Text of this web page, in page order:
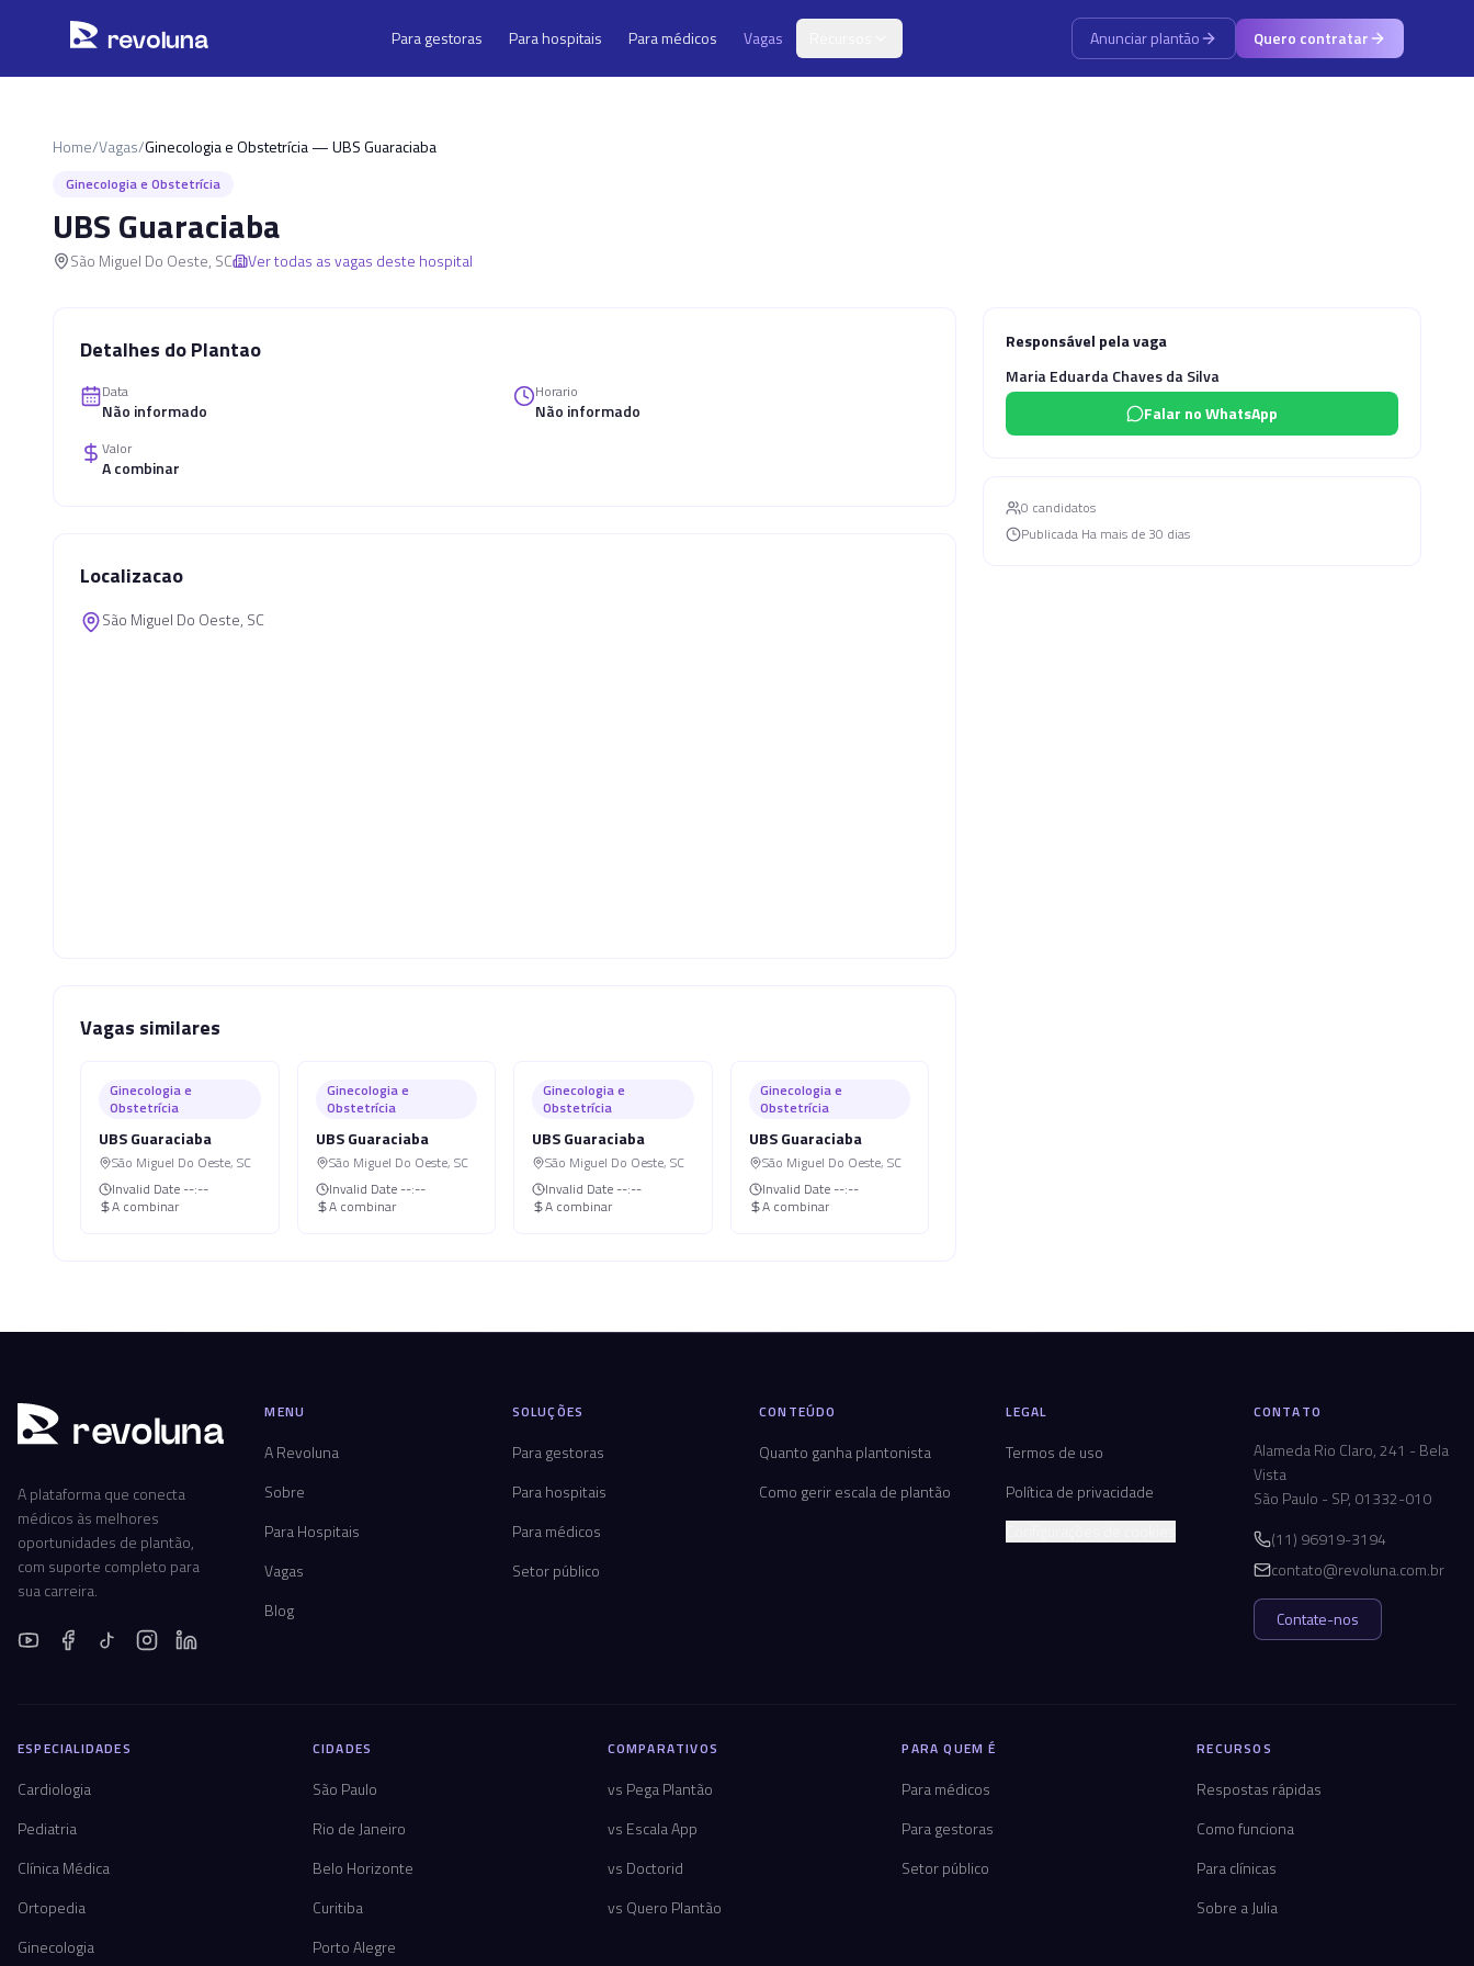
revoluna Para gestoras Para hospitais Para médicos Vagas Anunciar plantão Quero contratar
Home/Vagas/Ginecologia e Obstetrícia — UBS Guaraciaba
Ginecologia e Obstetrícia
UBS Guaraciaba
São Miguel Do Oeste, SC Ver todas as vagas deste hospital
Detalhes do Plantao
Data
Não informado
Horario
Não informado
Valor
A combinar
Localizacao
São Miguel Do Oeste, SC
Vagas similares
Ginecologia e
Obstetrícia
UBS Guaraciaba
São Miguel Do Oeste, SC
Invalid Date --:--
A combinar
Ginecologia e
Obstetrícia
UBS Guaraciaba
São Miguel Do Oeste, SC
Invalid Date --:--
A combinar
Ginecologia e
Obstetrícia
UBS Guaraciaba
São Miguel Do Oeste, SC
Invalid Date --:--
A combinar
Ginecologia e
Obstetrícia
UBS Guaraciaba
São Miguel Do Oeste, SC
Invalid Date --:--
A combinar
Responsável pela vaga
Maria Eduarda Chaves da Silva
Falar no WhatsApp
0 candidatos
Publicada Ha mais de 30 dias
revoluna
A plataforma que conecta
médicos às melhores
oportunidades de plantão,
com suporte completo para
sua carreira.
MENU
A Revoluna
Sobre
Para Hospitais
Vagas
Blog
SOLUÇÕES
Para gestoras
Para hospitais
Para médicos
Setor público
CONTEÚDO
Quanto ganha plantonista
Como gerir escala de plantão
LEGAL
Termos de uso
Política de privacidade
CONTATO
Alameda Rio Claro, 241 - Bela
Vista
São Paulo - SP, 01332-010
(11) 96919-3194
contato@revoluna.com.br
Contate-nos
ESPECIALIDADES
Cardiologia
Pediatria
Clínica Médica
Ortopedia
Ginecologia
CIDADES
São Paulo
Rio de Janeiro
Belo Horizonte
Curitiba
Porto Alegre
COMPARATIVOS
vs Pega Plantão
vs Escala App
vs Doctorid
vs Quero Plantão
PARA QUEM É
Para médicos
Para gestoras
Setor público
RECURSOS
Respostas rápidas
Como funciona
Para clínicas
Sobre a Julia